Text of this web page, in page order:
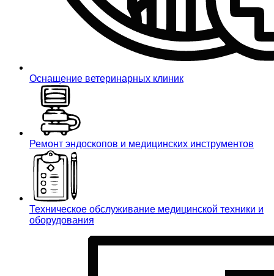
Оснащение ветеринарных клиник
Ремонт эндоскопов и медицинских инструментов
Техническое обслуживание медицинской техники и
оборудования